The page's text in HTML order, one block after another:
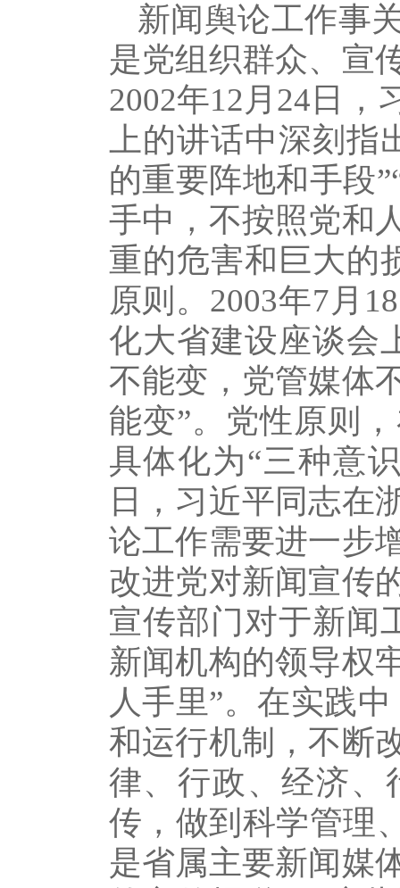
新闻舆论工作事
是党组织群众、宣
2002年12月24日，
上的讲话中深刻
的重要阵地和手段
手中，不按照党和
重的危害和巨大的
原则。2003年7月
化大省建设座谈会
不能变，党管媒体
能变”。党性原则
具体化为“三种意
日，习近平同志在
论工作需要进一步
改进党对新闻宣传
宣传部门对于新闻
新闻机构的领导权
人手里”。在实践
和运行机制，不断
律、行政、经济、
传，做到科学管理
是省属主要新闻媒